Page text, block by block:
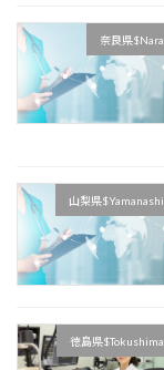
奈良県$Nara
山梨県$Yamanashi
徳島県$Tokushima